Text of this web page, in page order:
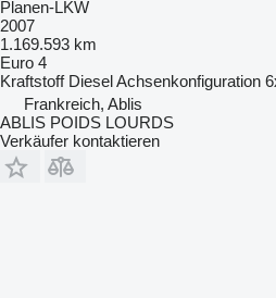
Planen-LKW
2007
1.169.593 km
Euro 4
Kraftstoff DieselAchsenkonfiguration
Frankreich, Ablis
ABLIS POIDS LOURDS
Verkäufer kontaktieren